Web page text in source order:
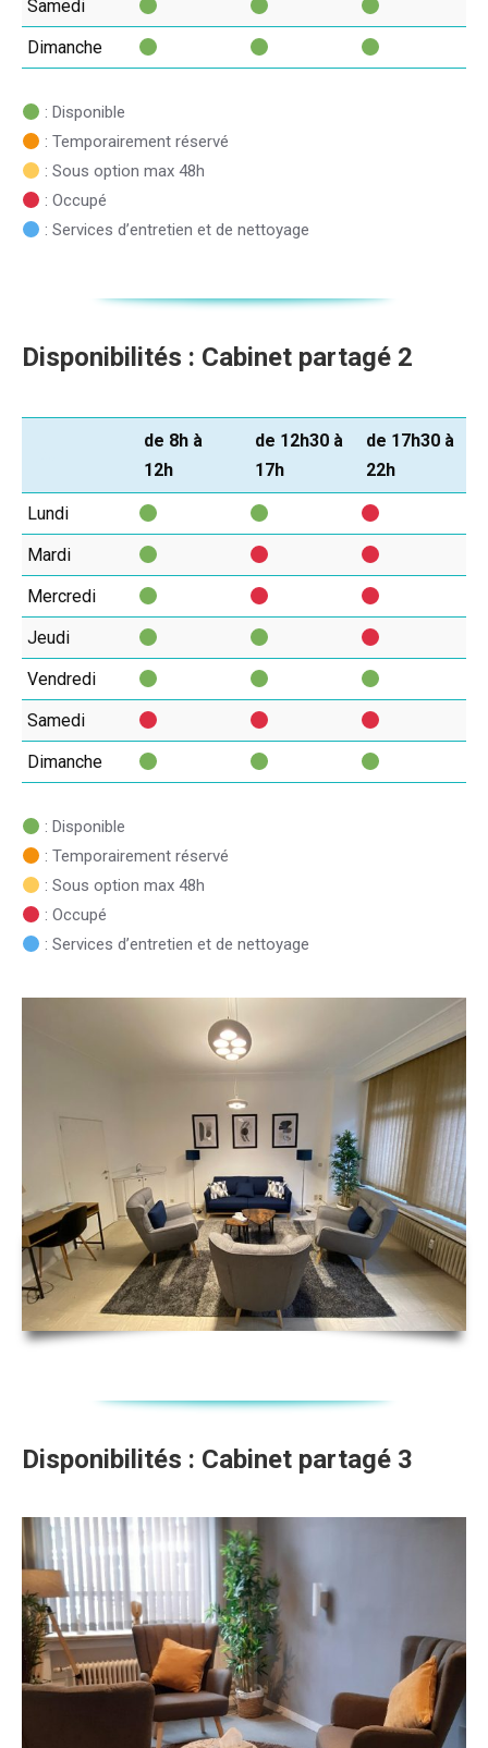
Samedi
Dimanche
: Disponible
: Temporairement réservé
: Sous option max 48h
: Occupé
: Services d’entretien et de nettoyage
Disponibilités : Cabinet partagé 2
de 8h à
12h
de 12h30 à
17h
de 17h30 à
22h
Lundi
Mardi
Mercredi
Jeudi
Vendredi
Samedi
Dimanche
: Disponible
: Temporairement réservé
: Sous option max 48h
: Occupé
: Services d’entretien et de nettoyage
Disponibilités : Cabinet partagé 3